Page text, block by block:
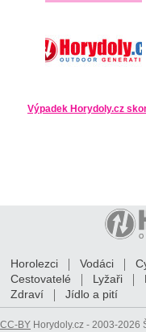
Výpadek Horydoly.cz
Horolezci Vodáci
Cestovatelé
Lyžaři
Zdraví
Jídlo a pití
CC-BY Horydoly.cz - 2003-2026